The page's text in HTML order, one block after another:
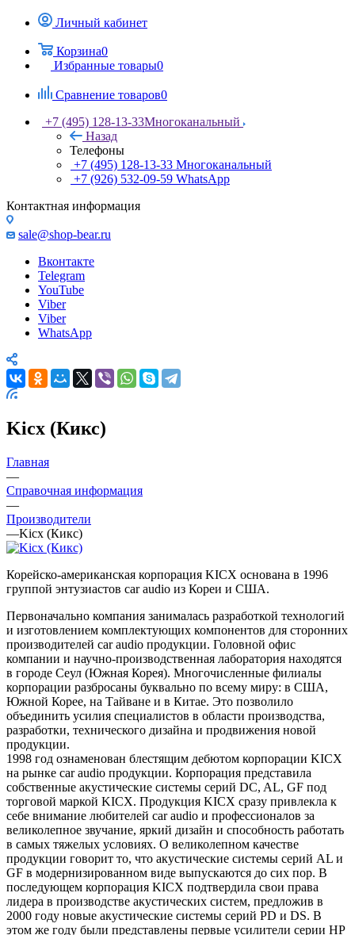
Личный кабинет
Корзина0
Избранные товары0
Сравнение товаров0
+7 (495) 128-13-33Многоканальный
Назад
Телефоны
+7 (495) 128-13-33 Многоканальный
+7 (926) 532-09-59 WhatsApp
Контактная информация
sale@shop-bear.ru
Вконтакте
Telegram
YouTube
Viber
Viber
WhatsApp
Kicx (Кикс)
Главная
—
Справочная информация
—
Производители
—Kicx (Кикс)
Корейско-американская корпорация KICX основана в 1996
группой энтузиастов car audio из Кореи и США.
Первоначально компания занималась разработкой технологий
и изготовлением комплектующих компонентов для сторонних
производителей car audio продукции. Головной офис
компании и научно-производственная лаборатория находятся
в городе Сеул (Южная Корея). Многочисленные филиалы
корпорации разбросаны буквально по всему миру: в США,
Южной Корее, на Тайване и в Китае. Это позволило
объединить усилия специалистов в области производства,
разработки, технического дизайна и продвижения новой
продукции.
1998 год ознаменован блестящим дебютом корпорации KICX
на рынке car audio продукции. Корпорация представила
собственные акустические системы серий DC, AL, GF под
торговой маркой KICX. Продукция KICX сразу привлекла к
себе внимание любителей car audio и профессионалов за
великолепное звучание, яркий дизайн и способность работать
в самых тяжелых условиях. О великолепном качестве
продукции говорит то, что акустические системы серий AL и
GF в модернизированном виде выпускаются до сих пор. В
последующем корпорация KICX подтвердила свои права
лидера в производстве акустических систем, предложив в
2000 году новые акустические системы серий PD и DS. В
этом же году были представлены первые усилители серии HP